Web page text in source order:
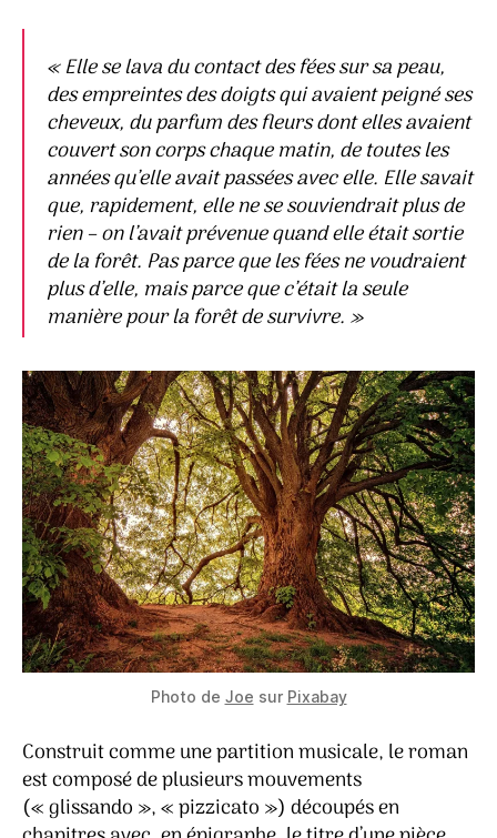
« Elle se lava du contact des fées sur sa peau,
des empreintes des doigts qui avaient peigné ses
cheveux, du parfum des fleurs dont elles avaient
couvert son corps chaque matin, de toutes les
années qu’elle avait passées avec elle. Elle savait
que, rapidement, elle ne se souviendrait plus de
rien – on l’avait prévenue quand elle était sortie
de la forêt. Pas parce que les fées ne voudraient
plus d’elle, mais parce que c’était la seule
manière pour la forêt de survivre. »
Photo de Joe sur Pixabay
Construit comme une partition musicale, le roman
est composé de plusieurs mouvements
(« glissando », « pizzicato ») découpés en